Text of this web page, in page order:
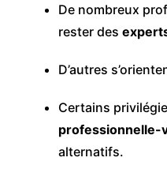
De nombreux
rester des
D’autres
Certains
professionnelle-
alternatifs.